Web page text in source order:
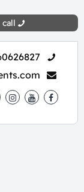
call